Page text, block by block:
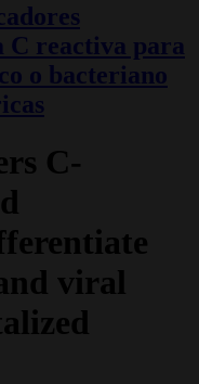
C reactiva para
o bacteriano
C-
viral